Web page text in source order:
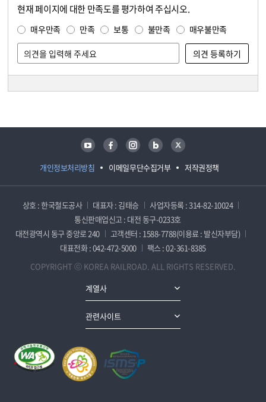
현재 페이지에 대한 만족도를 평가하여 주십시오.
매우만족 만족 보통 불만족 매우불만족
개인정보처리방침 이메일무단수집거부 저작권정책
유튜브 페이스북 인스타그램 블로그 트위터
상호 : 한국철도공사 대표자 : 김태승
사업자등록 : 314-82-10024
통신판매업신고 : 대전 동구-0233호
대전광역시 동구 중앙로 240
고객센터 : 1588-7788(이용료 : 발신자부담)
대표전화 : 042-472-5000
팩스 : 02-361-8385
COPYRIGHT ⓒ KOREA RAILROAD. ALL RIGHTS RESERVED.
계열사
관련사이트